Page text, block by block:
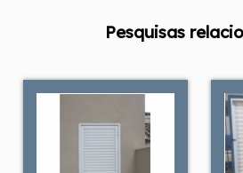
Pesquisas